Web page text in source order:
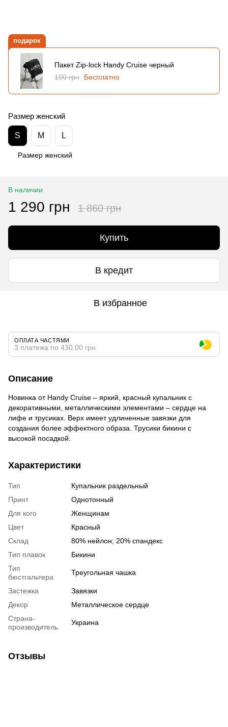
подарок
Пакет Zip-lock Handy Cruise черный
100 грн
Бесплатно
Размер женский
S M L
Размер женский
В наличии
1 290 грн 1 860 грн
Купить
В кредит
В избранное
ОПЛАТА ЧАСТЯМИ
3 платежа по 430.00 грн
Описание
Новинка от Handy Cruise – яркий, красный купальник с
декоративными, металлическими элементами – сердце на
лифе и трусиках. Верх имеет удлиненные завязки для
создания более эффектного образа. Трусики бикини с
высокой посадкой.
Характеристики
Тип
Купальник раздельный
Принт
Однотонный
Для кого
Женщинам
Цвет
Красный
Склад
80% нейлон; 20% спандекс
Тип плавок
Бикини
Тип
бюстгальтера
Треугольная чашка
Застежка
Завязки
Декор
Металлическое сердце
Страна-
производитель
Украина
Отзывы